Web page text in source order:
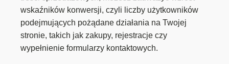
wskaźników konwersji, czyli liczby użytkowników
podejmujących pożądane działania na Twojej
stronie, takich jak zakupy, rejestracje czy
wypełnienie formularzy kontaktowych.